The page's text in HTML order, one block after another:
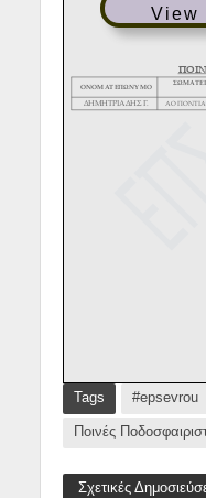
View
Tags #epsevrou
Ποινές
Σχετικές